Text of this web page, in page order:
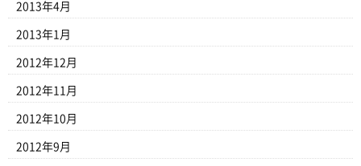
2013年4月
2013年1月
2012年12月
2012年11月
2012年10月
2012年9月